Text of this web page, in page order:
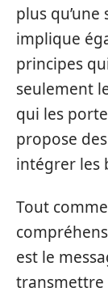
plus
implique
principes
seulement
qui les
propose
intégrer les
Tout
est le
transmettre